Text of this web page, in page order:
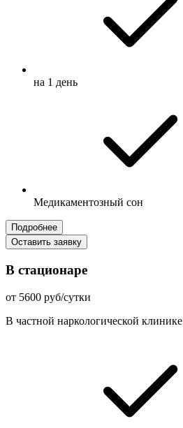
на 1 день
Медикаментозный сон
Подробнее
Оставить заявку
В стационаре
от 5600 руб/сутки
В частной наркологической клинике